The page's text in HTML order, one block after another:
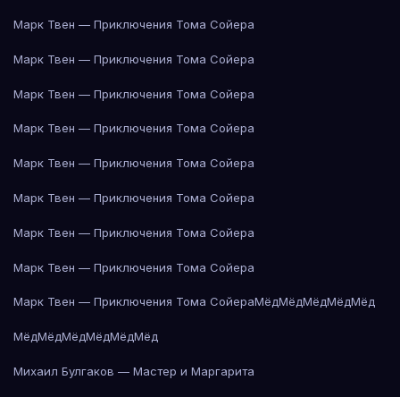
Марк Твен — Приключения Тома Сойера
Марк Твен — Приключения Тома Сойера
Марк Твен — Приключения Тома Сойера
Марк Твен — Приключения Тома Сойера
Марк Твен — Приключения Тома Сойера
Марк Твен — Приключения Тома Сойера
Марк Твен — Приключения Тома Сойера
Марк Твен — Приключения Тома Сойера
Марк Твен — Приключения Тома СойераМёдМёдМёдМёдМёд
МёдМёдМёдМёдМёдМёд
Михаил Булгаков — Мастер и Маргарита